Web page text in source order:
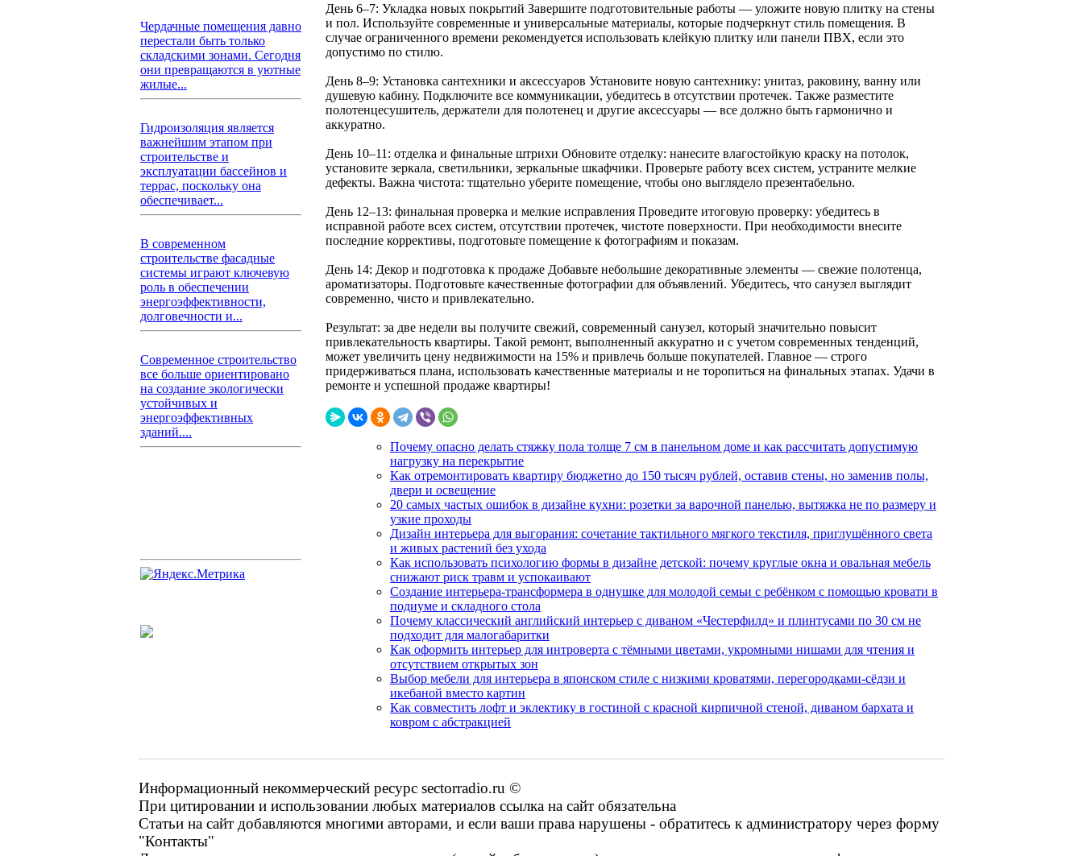
Чердачные помещения давно
перестали быть только
складскими зонами. Сегодня
они превращаются в уютные
жилые...
Гидроизоляция является
важнейшим этапом при
строительстве и
эксплуатации бассейнов и
террас, поскольку она
обеспечивает...
В современном
строительстве фасадные
системы играют ключевую
роль в обеспечении
энергоэффективности,
долговечности и...
Современное строительство
все больше ориентировано
на создание экологически
устойчивых и
энергоэффективных
зданий....
День 6–7: Укладка новых покрытий Завершите подготовительные работы — уложите новую плитку на стены
и пол. Используйте современные и универсальные материалы, которые подчеркнут стиль помещения. В
случае ограниченного времени рекомендуется использовать клейкую плитку или панели ПВХ, если это
допустимо по стилю.
День 8–9: Установка сантехники и аксессуаров Установите новую сантехнику: унитаз, раковину, ванну или
душевую кабину. Подключите все коммуникации, убедитесь в отсутствии протечек. Также разместите
полотенцесушитель, держатели для полотенец и другие аксессуары — все должно быть гармонично и
аккуратно.
День 10–11: отделка и финальные штрихи Обновите отделку: нанесите влагостойкую краску на потолок,
установите зеркала, светильники, зеркальные шкафчики. Проверьте работу всех систем, устраните мелкие
дефекты. Важна чистота: тщательно уберите помещение, чтобы оно выглядело презентабельно.
День 12–13: финальная проверка и мелкие исправления Проведите итоговую проверку: убедитесь в
исправной работе всех систем, отсутствии протечек, чистоте поверхности. При необходимости внесите
последние коррективы, подготовьте помещение к фотографиям и показам.
День 14: Декор и подготовка к продаже Добавьте небольшие декоративные элементы — свежие полотенца,
ароматизаторы. Подготовьте качественные фотографии для объявлений. Убедитесь, что санузел выглядит
современно, чисто и привлекательно.
Результат: за две недели вы получите свежий, современный санузел, который значительно повысит
привлекательность квартиры. Такой ремонт, выполненный аккуратно и с учетом современных тенденций,
может увеличить цену недвижимости на 15% и привлечь больше покупателей. Главное — строго
придерживаться плана, использовать качественные материалы и не торопиться на финальных этапах. Удачи в
ремонте и успешной продаже квартиры!
Почему опасно делать стяжку пола толще 7 см в панельном доме и как рассчитать допустимую
нагрузку на перекрытие
Как отремонтировать квартиру бюджетно до 150 тысяч рублей, оставив стены, но заменив полы,
двери и освещение
20 самых частых ошибок в дизайне кухни: розетки за варочной панелью, вытяжка не по размеру и
узкие проходы
Дизайн интерьера для выгорания: сочетание тактильного мягкого текстиля, приглушённого света
и живых растений без ухода
Как использовать психологию формы в дизайне детской: почему круглые окна и овальная мебель
снижают риск травм и успокаивают
Создание интерьера-трансформера в однушке для молодой семьи с ребёнком с помощью кровати в
подиуме и складного стола
Почему классический английский интерьер с диваном «Честерфилд» и плинтусами по 30 см не
подходит для малогабаритки
Как оформить интерьер для интроверта с тёмными цветами, укромными нишами для чтения и
отсутствием открытых зон
Выбор мебели для интерьера в японском стиле с низкими кроватями, перегородками-сёдзи и
икебаной вместо картин
Как совместить лофт и эклектику в гостиной с красной кирпичной стеной, диваном бархата и
ковром с абстракцией
Информационный некоммерческий ресурс sectorradio.ru ©
При цитировании и использовании любых материалов ссылка на сайт обязательна
Статьи на сайт добавляются многими авторами, и если ваши права нарушены - обратитесь к администратору через форму
"Контакты"